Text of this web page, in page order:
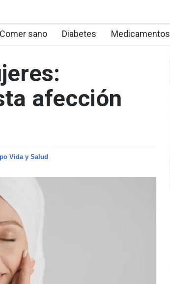
Comer sano Diabetes Medicamentos
afección
Vida y Salud